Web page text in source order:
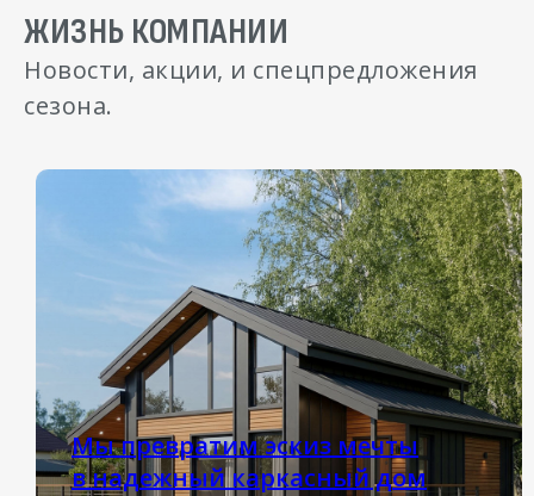
ЖИЗНЬ КОМПАНИИ
Новости, акции, и спецпредложения
сезона.
Мы превратим эскиз мечты
в надежный каркасный дом